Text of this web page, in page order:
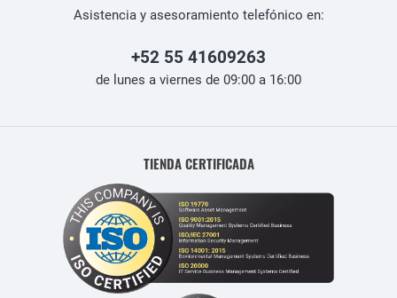
Asistencia y asesoramiento telefónico en:
+52 55 41609263
de lunes a viernes de 09:00 a 16:00
TIENDA CERTIFICADA